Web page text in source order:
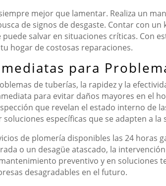
mejor que lamentar. Realiza un
de signos de desgaste. Contar con
salvar en situaciones críticas. Con
hogar de costosas reparaciones.
para
de tuberías, la rapidez y la
para evitar daños mayores en el
que revelan el estado interno de
específicas que se adapten a
de plomería disponibles las 24 horas
o un desagüe atascado, la
preventivo y en soluciones
desagradables en el futuro.